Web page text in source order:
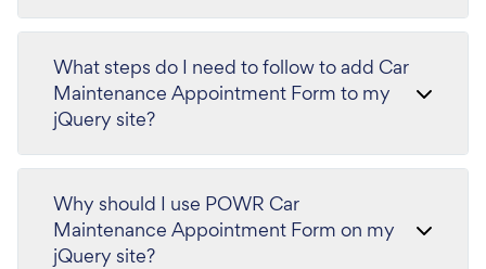
What steps do I need to follow to add Car
Maintenance Appointment Form to my
jQuery site?
Why should I use POWR Car
Maintenance Appointment Form on my
jQuery site?